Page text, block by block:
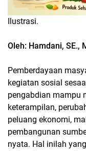
Ilustrasi.
Oleh: Hamdani, SE.,
Pemberdayaan
kegiatan sosial
pengabdian mampu
keterampilan,
peluang ekonomi,
pembangunan
nyata. Hal inilah